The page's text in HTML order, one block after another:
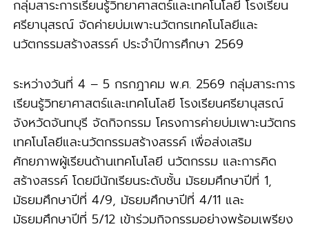
ท
บุ
รี
กลุ่มสาระการเรียนรู้วิทยาศาสตร์และเทคโนโลยี โรงเรียน
ศรียานุสรณ์ จัดค่ายบ่มเพาะนวัตกรเทคโนโลยีและ
นวัตกรรมสร้างสรรค์ ประจำปีการศึกษา 2569
ระหว่างวันที่ 4 – 5 กรกฎาคม พ.ศ. 2569 กลุ่มสาระการ
เรียนรู้วิทยาศาสตร์และเทคโนโลยี โรงเรียนศรียานุสรณ์
จังหวัดจันทบุรี จัดกิจกรรม โครงการค่ายบ่มเพาะนวัตกร
เทคโนโลยีและนวัตกรรมสร้างสรรค์ เพื่อส่งเสริม
ศักยภาพผู้เรียนด้านเทคโนโลยี นวัตกรรม และการคิด
สร้างสรรค์ โดยมีนักเรียนระดับชั้น มัธยมศึกษาปีที่ 1,
มัธยมศึกษาปีที่ 4/9, มัธยมศึกษาปีที่ 4/11 และ
มัธยมศึกษาปีที่ 5/12 เข้าร่วมกิจกรรมอย่างพร้อมเพรียง